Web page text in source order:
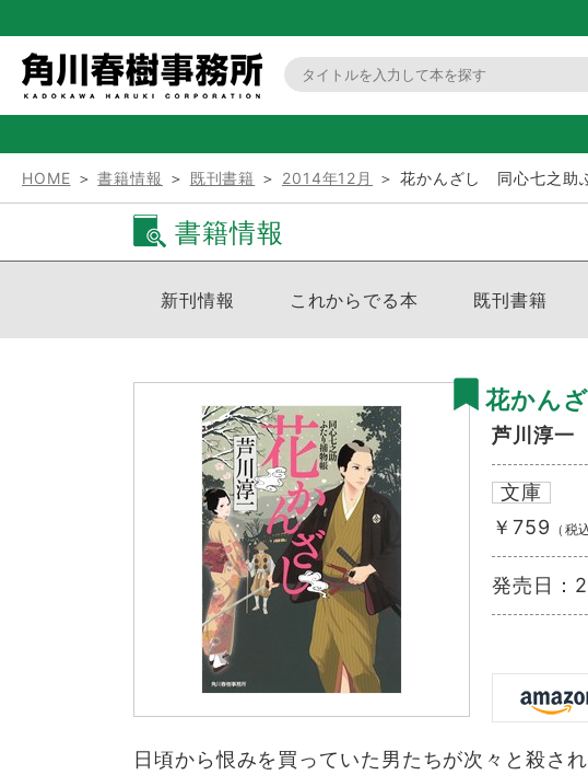
HOME ＞書籍情報 ＞ 既刊書籍 ＞ 2014年12月 ＞ 花かんざし 同心七之助
書籍情報
新刊情報 これからでる本 既刊書籍
花かん
芦川淳一
文庫
￥759 （税
発売日：
日頃から恨みを買っていた男たちが次々と殺さ